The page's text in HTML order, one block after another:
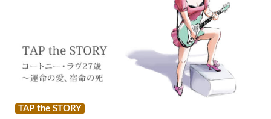
TAP the STORY